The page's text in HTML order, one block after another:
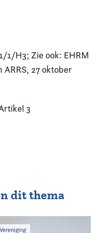
1/H3; Zie ook: EHRM
ARRS, 27 oktober
3
dit thema
Vereniging